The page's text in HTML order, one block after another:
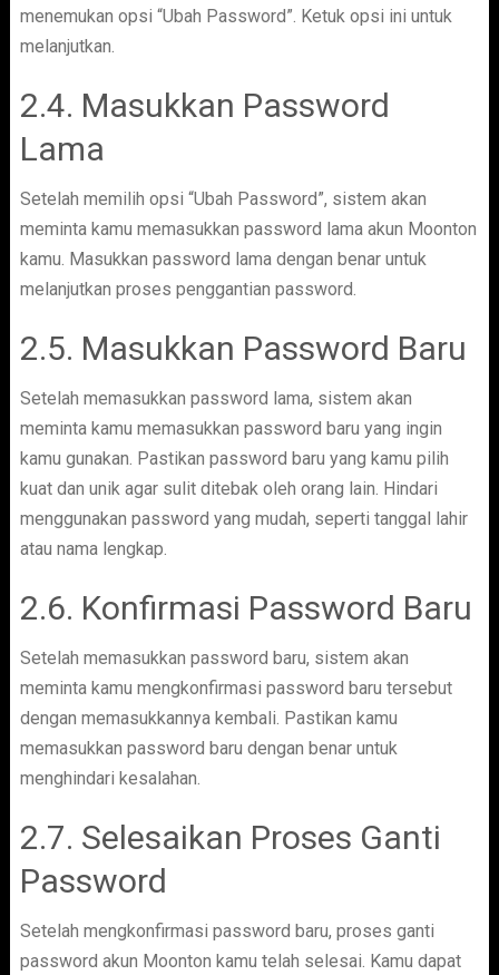
menemukan opsi “Ubah Password”. Ketuk opsi ini untuk
melanjutkan.
2.4. Masukkan Password
Lama
Setelah memilih opsi “Ubah Password”, sistem akan
meminta kamu memasukkan password lama akun Moonton
kamu. Masukkan password lama dengan benar untuk
melanjutkan proses penggantian password.
2.5. Masukkan Password Baru
Setelah memasukkan password lama, sistem akan
meminta kamu memasukkan password baru yang ingin
kamu gunakan. Pastikan password baru yang kamu pilih
kuat dan unik agar sulit ditebak oleh orang lain. Hindari
menggunakan password yang mudah, seperti tanggal lahir
atau nama lengkap.
2.6. Konfirmasi Password Baru
Setelah memasukkan password baru, sistem akan
meminta kamu mengkonfirmasi password baru tersebut
dengan memasukkannya kembali. Pastikan kamu
memasukkan password baru dengan benar untuk
menghindari kesalahan.
2.7. Selesaikan Proses Ganti
Password
Setelah mengkonfirmasi password baru, proses ganti
password akun Moonton kamu telah selesai. Kamu dapat